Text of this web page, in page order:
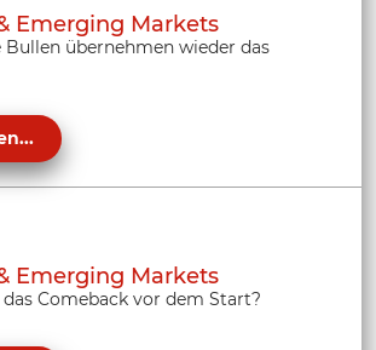
Emerging Markets
Bullen übernehmen wieder das
Emerging Markets
Comeback vor dem Start?